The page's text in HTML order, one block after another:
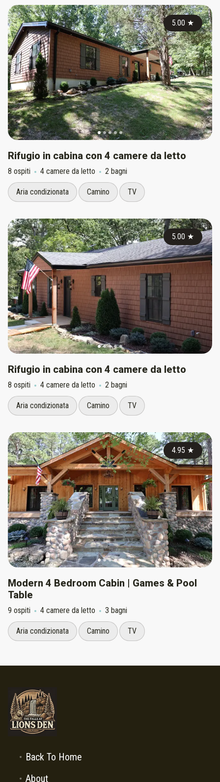
5.00 ★
Rifugio in cabina con 4 camere da letto
8 ospiti 4 camere da letto 2 bagni
Aria condizionata Camino TV
5.00 ★
Rifugio in cabina con 4 camere da letto
8 ospiti 4 camere da letto 2 bagni
Aria condizionata Camino TV
4.95 ★
Modern 4 Bedroom Cabin | Games & Pool
Table
9 ospiti 4 camere da letto 3 bagni
Aria condizionata Camino TV
Back To Home
About